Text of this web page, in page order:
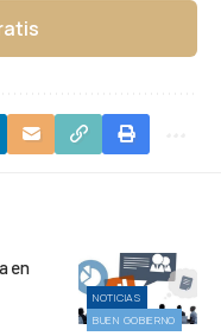
NOTICIAS
BUEN GOBIERNO
en